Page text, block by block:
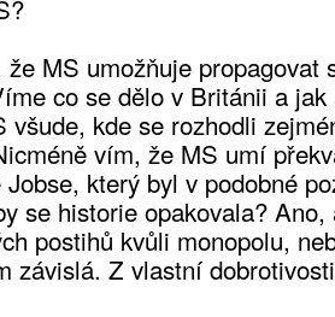
MS umožňuje propagovat
co se dělo v Británii a
všude, kde se rozhodli
vím, že MS umí
který byl v podobné
se historie opakovala?
postihů kvůli monopolu,
závislá. Z vlastní